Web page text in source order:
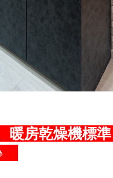
暖房乾燥機標